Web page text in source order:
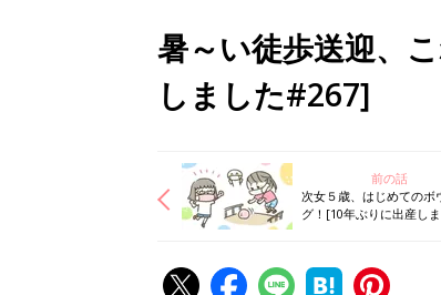
暑～い徒歩送迎、
しました#267]
前の話
次女５歳、はじめてのボ
グ！[10年ぶりに出産し